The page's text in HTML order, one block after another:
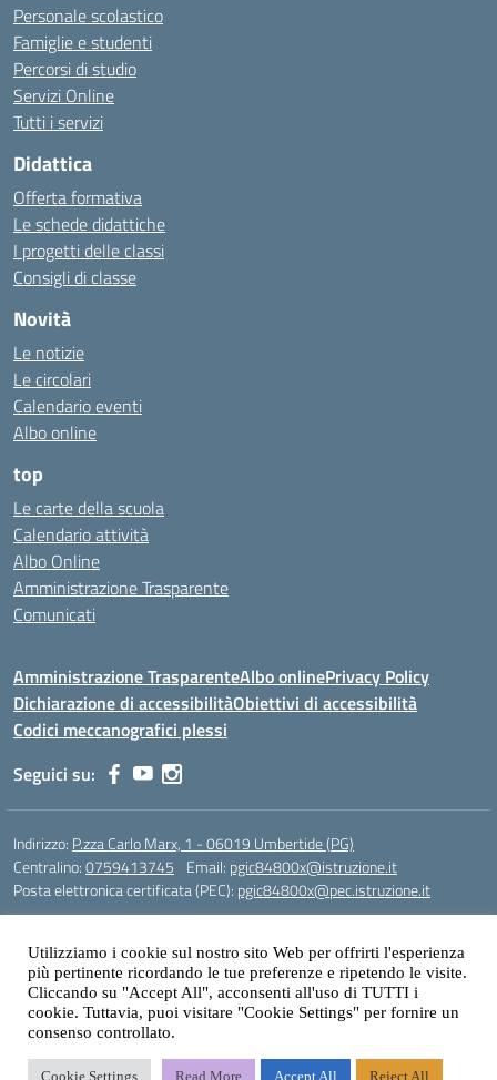
Personale scolastico
Famiglie e studenti
Percorsi di studio
Servizi Online
Tutti i servizi
Didattica
Offerta formativa
Le schede didattiche
I progetti delle classi
Consigli di classe
Novità
Le notizie
Le circolari
Calendario eventi
Albo online
top
Le carte della scuola
Calendario attività
Albo Online
Amministrazione Trasparente
Comunicati
Amministrazione TrasparenteAlbo onlinePrivacy Policy
Dichiarazione di accessibilitàObiettivi di accessibilità
Codici meccanografici plessi
Seguici su:
Indirizzo: P.zza Carlo Marx, 1 - 06019 Umbertide (PG)
Centralino:0759413745 Email: pgic84800x@istruzione.it
Posta elettronica certificata (PEC): pgic84800x@pec.istruzione.it
Codice meccanografico: PGIC84800X
Codice Indice delle Pubbliche Amministrazioni (IPA): icu
Gestione sito web: prof. Paolo Chitarrai
Utilizziamo i cookie sul nostro sito Web per offrirti l'esperienza
più pertinente ricordando le tue preferenze e ripetendo le visite.
Cliccando su "Accept All", acconsenti all'uso di TUTTI i
cookie. Tuttavia, puoi visitare "Cookie Settings" per fornire un
consenso controllato.
Cookie Settings Read More Accept All Reject All